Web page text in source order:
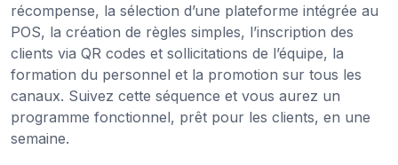
récompense, la sélection d’une plateforme intégrée au
POS, la création de règles simples, l’inscription des
clients via QR codes et sollicitations de l’équipe, la
formation du personnel et la promotion sur tous les
canaux. Suivez cette séquence et vous aurez un
programme fonctionnel, prêt pour les clients, en une
semaine.